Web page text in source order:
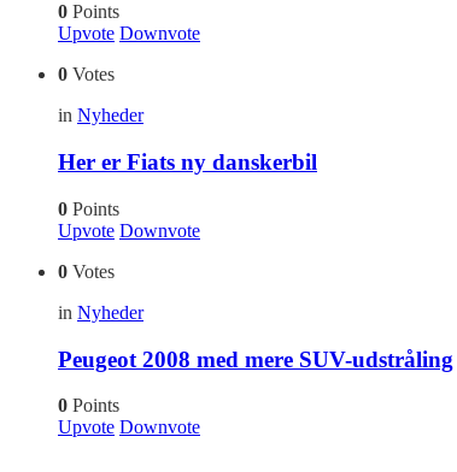
0 Points
Upvote Downvote
0 Votes
in Nyheder
Her er Fiats ny danskerbil
0 Points
Upvote Downvote
0 Votes
in Nyheder
Peugeot 2008 med mere SUV-udstråling
0 Points
Upvote Downvote